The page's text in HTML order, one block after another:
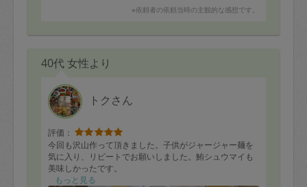
※依頼者の依頼当時の主観的な感想です。
40代 女性より
トクさん
評価：
今回も沢山作って頂きました。子供がジャージャー麺を
気に入り、リピートでお願いしました。鮪シュウマイも
美味しかったです。
もっと見る